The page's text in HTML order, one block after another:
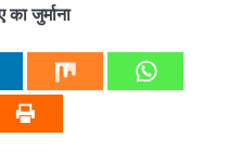
जुर्माना